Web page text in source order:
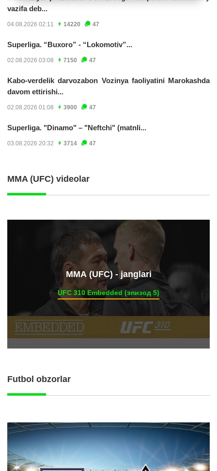
vazifa deb...
04.08.2026 02:11 14220 47
Superliga. “Buxoro” - “Lokomotiv”...
02.08.2026 03:08 7150 47
Kabo-verdelik darvozabon Vozinya faoliyatini Marokashda
davom ettirishi...
02.08.2026 01:08 3900 47
Superliga. "Dinamo" – "Neftchi" (matnli...
03.08.2026 20:32 3714 47
MMA (UFC) videolar
ММА (UFC) - janglari
UFC 310 Embedded (эпизод 5)
Futbol obzorlar